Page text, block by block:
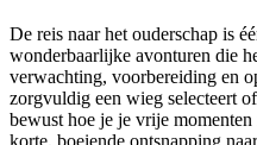
De reis naar het ouderschap is
wonderbaarlijke avonturen die
verwachting, voorbereiding en
zorgvuldig een wieg selecteert
bewust hoe je je vrije
korte, boeiende ontsnapping